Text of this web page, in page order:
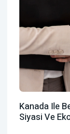
Kanada Ile
Siyasi Ve